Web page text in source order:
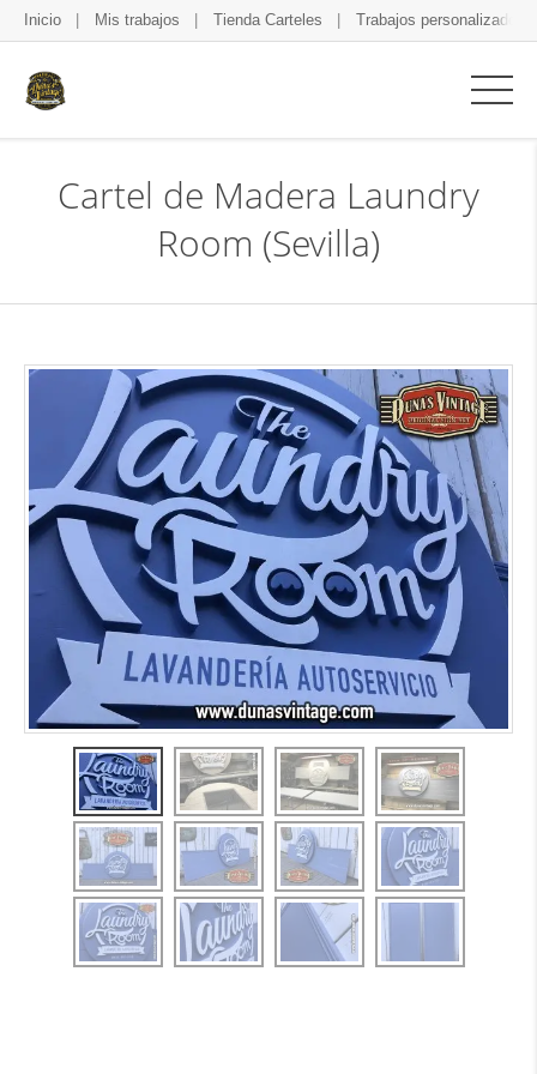
Inicio Mis trabajos Tienda Carteles Trabajos personalizados
Cartel de Madera Laundry
Room (Sevilla)